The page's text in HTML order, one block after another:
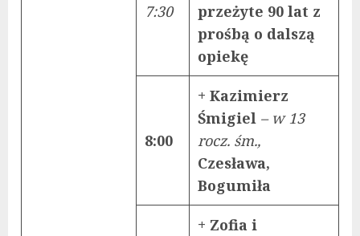
7:30
przeżyte 90 lat z
prośbą o dalszą
opiekę
8:00
+ Kazimierz
Śmigiel – w 13
rocz. śm.,
Czesława,
Bogumiła
+ Zofia i